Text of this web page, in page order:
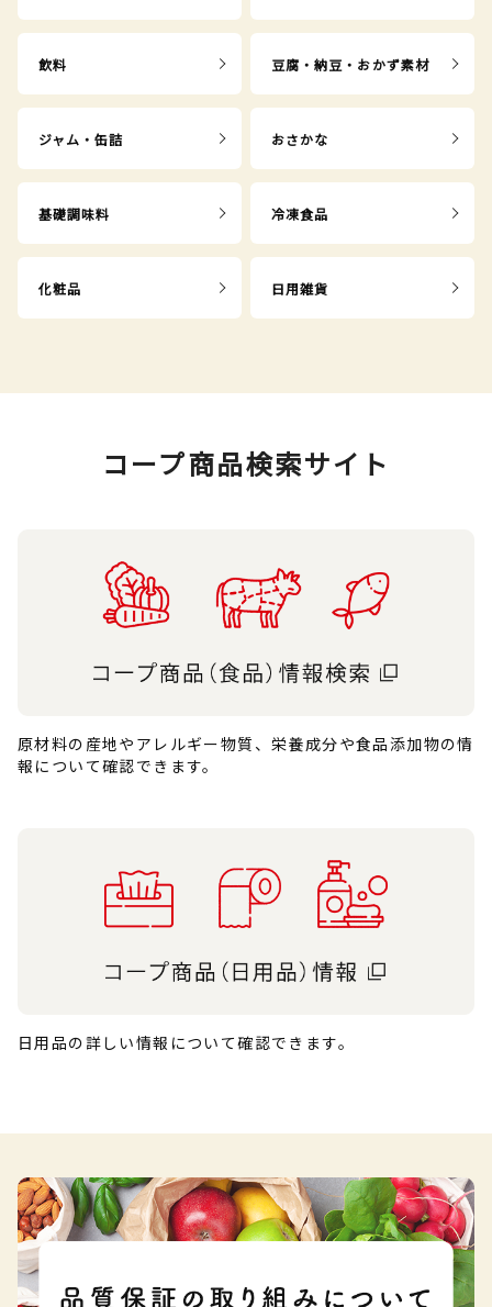
飲料 豆腐・納豆・おかず素材
ジャム・缶詰 おさかな
基礎調味料 冷凍食品
化粧品 日用雑貨
コープ商品検索サイト
原材料の産地やアレルギー物質、栄養成分や食品添加物の情
報について確認できます。
日用品の詳しい情報について確認できます。